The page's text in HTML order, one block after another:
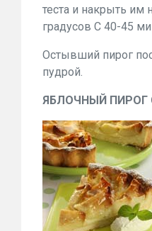
теста и накрыть им
градусов С 40-45
Остывший пирог
пудрой.
ЯБЛОЧНЫЙ